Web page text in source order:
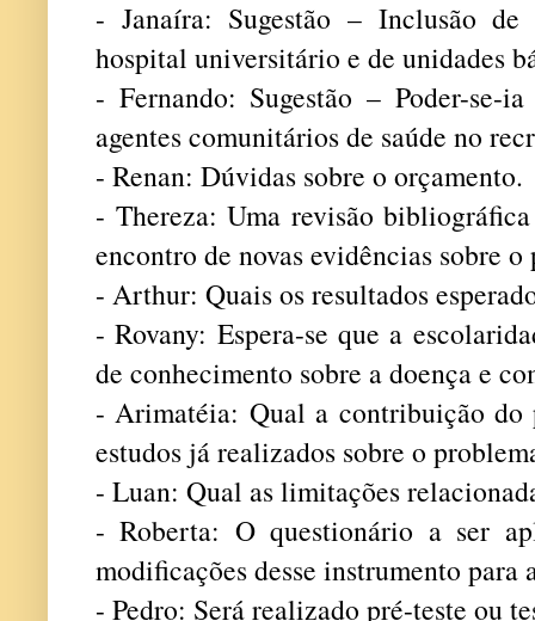
- Janaíra: Sugestão – Inclusão
hospital universitário e de unidades
- Fernando: Sugestão – Poder-se-
agentes comunitários de saúde no
- Renan: Dúvidas sobre o orçamento.
- Thereza: Uma revisão
encontro de novas evidências sobre
- Arthur: Quais os resultados
- Rovany: Espera-se que a
de conhecimento sobre a doença e
- Arimatéia: Qual a contribuição do
estudos já realizados sobre o
- Luan: Qual as limitações
- Roberta: O questionário a ser
modificações desse instrumento para
- Pedro: Será realizado pré-teste ou